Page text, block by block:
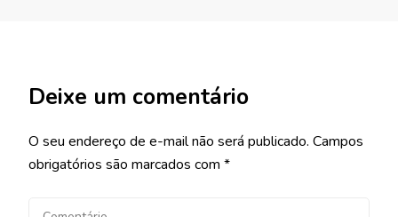
Deixe um comentário
O seu endereço de e-mail não será publicado. Campos
obrigatórios são marcados com *